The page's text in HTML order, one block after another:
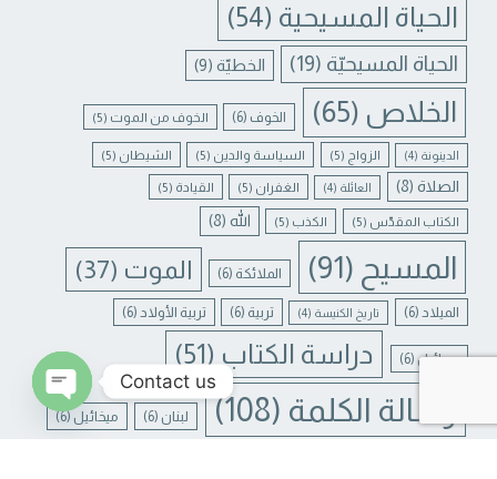
الحياة المسيحية (54)
الحياة المسيحيّة (19) الخطيّة (9)
الخلاص (65) الخوف (6) الخوف من الموت (5)
الدينونة (4) الزواج (5) السياسة والدين (5) الشيطان (5)
الصلاة (8) العائلة (4) الغفران (5) القيادة (5)
الكتاب المقدّس (5) الكذب (5) الله (8)
المسيح (91) الملائكة (6) الموت (37)
الميلاد (6) تاريخ الكنيسة (4) تربية (6) تربية الأولاد (6)
جبرائيل (6) دراسة الكتاب (51)
رسالة الكلمة (108) لبنان (6) ميخائيل (6)
Contact us
CHATY